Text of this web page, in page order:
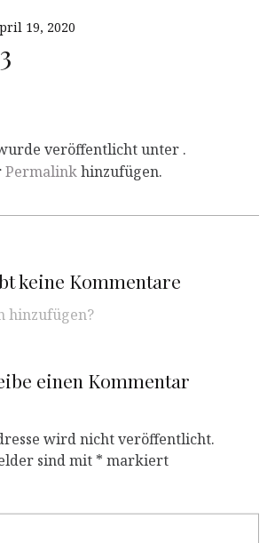
19, 2020
veröffentlicht unter .
Permalinkhinzufügen.
keine Kommentare
hinzufügen?
einen Kommentar
wird nicht veröffentlicht.
sind mit * markiert